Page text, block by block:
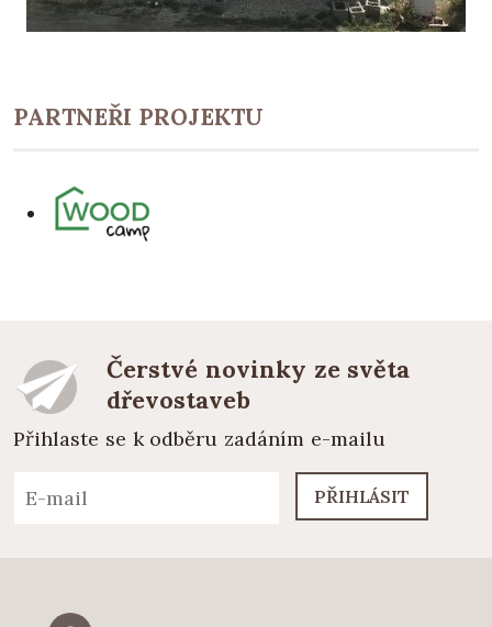
PARTNEŘI PROJEKTU
Čerstvé novinky ze světa
dřevostaveb
Přihlaste se k odběru zadáním e-mailu
PŘIHLÁSIT